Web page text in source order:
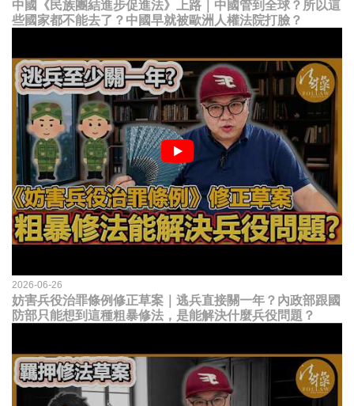
中國《民族團結進步促進法》上路｜中國管到全球？所以這
些國家都不能去了？中國早就被歐洲人權法院打臉？
2026-06-26
妨害兵役治罪條例修正草案｜逃兵直接關一年？內政部跟國
防部只能想到這種粗暴修法，是能解決什麼兵役問題？